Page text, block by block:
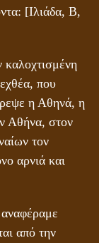
[Ιλιάδα, Β,
καλοχτισμένη
που
η Αθηνά, η
Αθήνα, στον
τον
αρνιά και
από την